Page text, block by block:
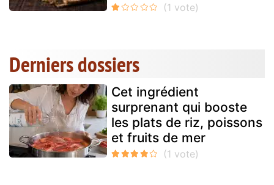
Derniers dossiers
Cet ingrédient
surprenant qui booste
les plats de riz, poissons
et fruits de mer